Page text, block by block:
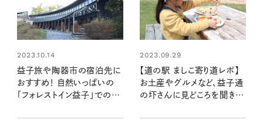
2023.10.14
益子旅や陶器市の宿泊先に
おすすめ！ 自然いっぱいの
「フォレストイン益子」でのん
2023.09.29
【道の駅 ましこ寄り道レポ】
お土産やグルメなど、益子通
の圷さんに見どころを聞きま